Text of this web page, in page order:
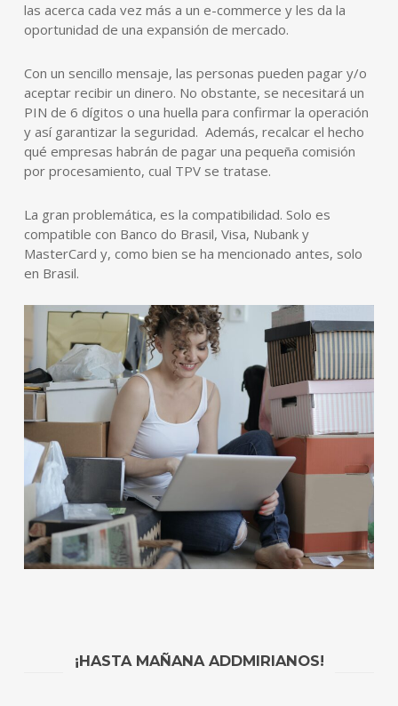
las acerca cada vez más a un e-commerce y les da la
oportunidad de una expansión de mercado.
Con un sencillo mensaje, las personas pueden pagar y/o
aceptar recibir un dinero. No obstante, se necesitará un
PIN de 6 dígitos o una huella para confirmar la operación
y así garantizar la seguridad. Además, recalcar el hecho
qué empresas habrán de pagar una pequeña comisión
por procesamiento, cual TPV se tratase.
La gran problemática, es la compatibilidad. Solo es
compatible con Banco do Brasil, Visa, Nubank y
MasterCard y, como bien se ha mencionado antes, solo
en Brasil.
¡HASTA MAÑANA ADDMIRIANOS!